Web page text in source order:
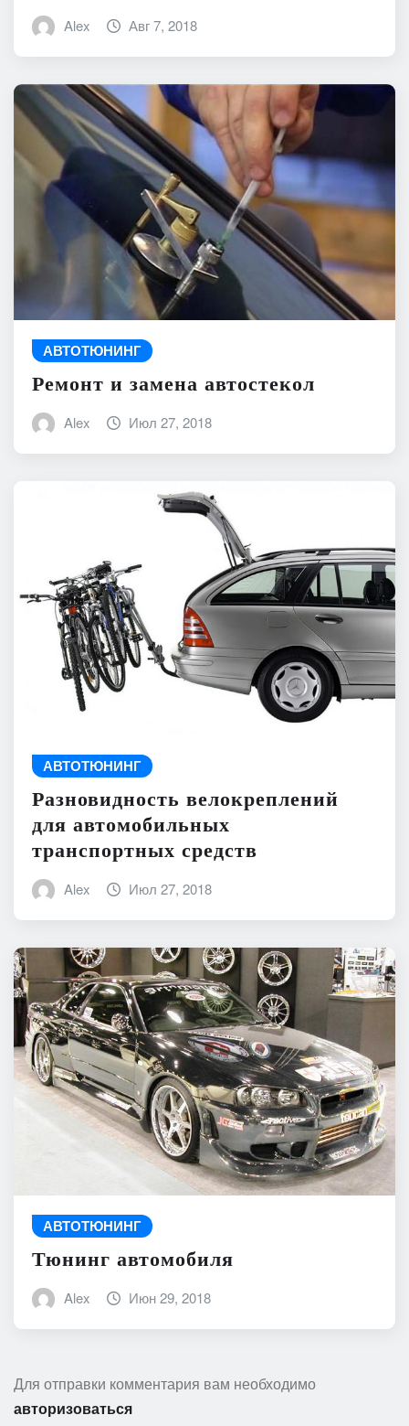
Alex Авг 7, 2018
АВТОТЮНИНГ
Ремонт и замена автостекол
Alex Июл 27, 2018
АВТОТЮНИНГ
Разновидность велокреплений
для автомобильных
транспортных средств
Alex Июл 27, 2018
АВТОТЮНИНГ
Тюнинг автомобиля
Alex Июн 29, 2018
Для отправки комментария вам необходимо
авторизоваться